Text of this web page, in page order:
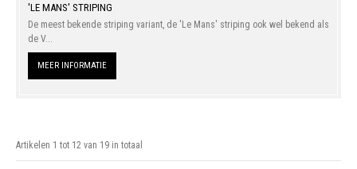
'LE MANS' STRIPING
De meest bekende striping variant, de 'Le Mans' striping ook wel bekend als
de V...
MEER INFORMATIE
Artikelen 1 tot 12 van 19 in totaal